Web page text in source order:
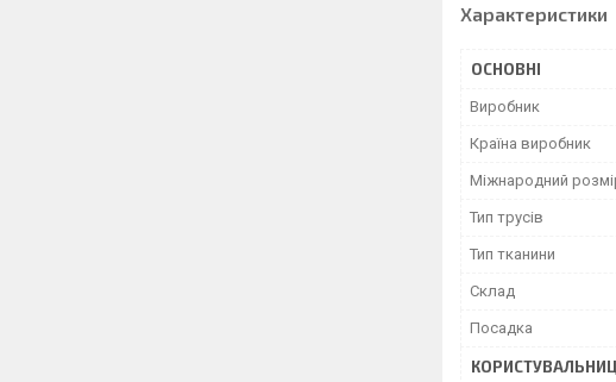
Характеристики
ОСНОВНІ
Виробник
Країна виробник
Міжнародний
Тип трусів
Тип тканини
Склад
Посадка